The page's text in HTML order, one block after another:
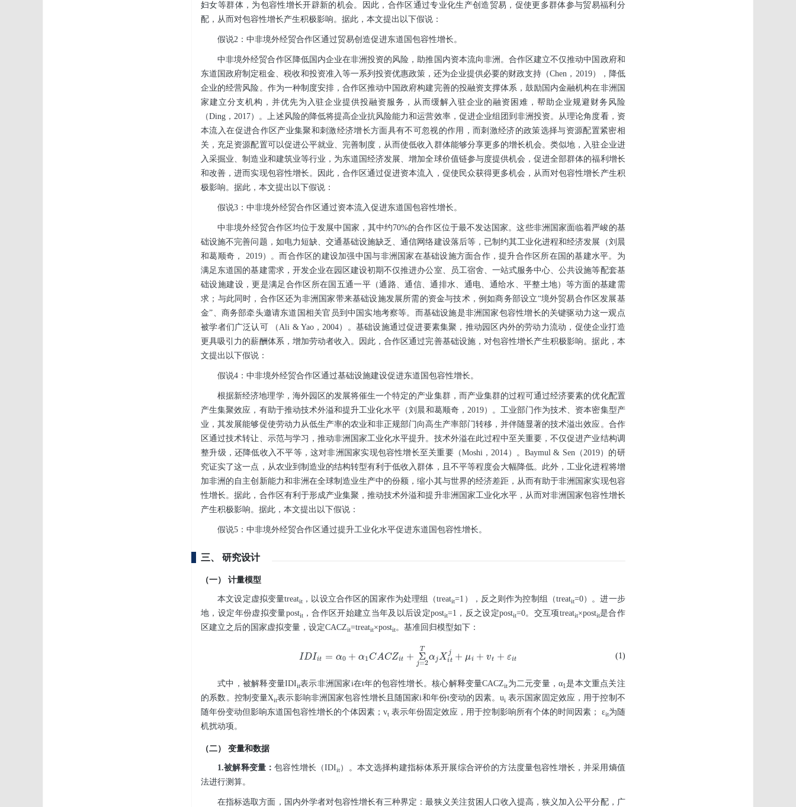
妇女等群体，为包容性增长开辟新的机会。因此，合作区通过专业化生产创造贸易，促使更多群体参与贸易福利分
配，从而对包容性增长产生积极影响。据此，本文提出以下假说：
假说2：中非境外经贸合作区通过贸易创造促进东道国包容性增长。
中非境外经贸合作区降低国内企业在非洲投资的风险，助推国内资本流向非洲。合作区建立不仅推动中国政府和
东道国政府制定租金、税收和投资准入等一系列投资优惠政策，还为企业提供必要的财政支持（Chen，2019），降低
企业的经营风险。作为一种制度安排，合作区推动中国政府构建完善的投融资支撑体系，鼓励国内金融机构在非洲国
家建立分支机构，并优先为入驻企业提供投融资服务，从而缓解入驻企业的融资困难，帮助企业规避财务风险
（Ding，2017）。上述风险的降低将提高企业抗风险能力和运营效率，促进企业组团到非洲投资。从理论角度看，资
本流入在促进合作区产业集聚和刺激经济增长方面具有不可忽视的作用，而刺激经济的政策选择与资源配置紧密相
关，充足资源配置可以促进公平就业、完善制度，从而使低收入群体能够分享更多的增长机会。类似地，入驻企业进
入采掘业、制造业和建筑业等行业，为东道国经济发展、增加全球价值链参与度提供机会，促进全部群体的福利增长
和改善，进而实现包容性增长。因此，合作区通过促进资本流入，促使民众获得更多机会，从而对包容性增长产生积
极影响。据此，本文提出以下假说：
假说3：中非境外经贸合作区通过资本流入促进东道国包容性增长。
中非境外经贸合作区均位于发展中国家，其中约70%的合作区位于最不发达国家。这些非洲国家面临着严峻的基
础设施不完善问题，如电力短缺、交通基础设施缺乏、通信网络建设落后等，已制约其工业化进程和经济发展（刘晨
和葛顺奇， 2019）。而合作区的建设加强中国与非洲国家在基础设施方面合作，提升合作区所在国的基建水平。为
满足东道国的基建需求，开发企业在园区建设初期不仅推进办公室、员工宿舍、一站式服务中心、公共设施等配套基
础设施建设，更是满足合作区所在国五通一平（通路、通信、通排水、通电、通给水、平整土地）等方面的基建需
求；与此同时，合作区还为非洲国家带来基础设施发展所需的资金与技术，例如商务部设立“境外贸易合作区发展基
金”、商务部牵头邀请东道国相关官员到中国实地考察等。而基础设施是非洲国家包容性增长的关键驱动力这一观点
被学者们广泛认可 （Ali & Yao，2004）。基础设施通过促进要素集聚，推动园区内外的劳动力流动，促使企业打造
更具吸引力的薪酬体系，增加劳动者收入。因此，合作区通过完善基础设施，对包容性增长产生积极影响。据此，本
文提出以下假说：
假说4：中非境外经贸合作区通过基础设施建设促进东道国包容性增长。
根据新经济地理学，海外园区的发展将催生一个特定的产业集群，而产业集群的过程可通过经济要素的优化配置
产生集聚效应，有助于推动技术外溢和提升工业化水平（刘晨和葛顺奇，2019）。工业部门作为技术、资本密集型产
业，其发展能够促使劳动力从低生产率的农业和非正规部门向高生产率部门转移，并伴随显著的技术溢出效应。合作
区通过技术转让、示范与学习，推动非洲国家工业化水平提升。技术外溢在此过程中至关重要，不仅促进产业结构调
整升级，还降低收入不平等，这对非洲国家实现包容性增长至关重要（Moshi，2014）。Baymul & Sen（2019）的研
究证实了这一点，从农业到制造业的结构转型有利于低收入群体，且不平等程度会大幅降低。此外，工业化进程将增
加非洲的自主创新能力和非洲在全球制造业生产中的份额，缩小其与世界的经济差距，从而有助于非洲国家实现包容
性增长。据此，合作区有利于形成产业集聚，推动技术外溢和提升非洲国家工业化水平，从而对非洲国家包容性增长
产生积极影响。据此，本文提出以下假说：
假说5：中非境外经贸合作区通过提升工业化水平促进东道国包容性增长。
三、 研究设计
（一） 计量模型
本文设定虚拟变量treatit ，以设立合作区的国家作为处理组（treatit=1），反之则作为控制组（treatit=0）。进一步
地，设定年份虚拟变量postit，合作区开始建立当年及以后设定postit=1，反之设定postit=0。交互项treatit×postit是合作
区建立之后的国家虚拟变量，设定CACZit=treatit×postit。基准回归模型如下：
IDI it CZ t +Σj αjX +μ (1)
式中，被解释变量IDIit表示非洲国家i在t年的包容性增长。核心解释变量CACZit为二元变量，α1是本文重点关注
的系数。控制变量Xit表示影响非洲国家包容性增长且随国家i和年份t变动的因素。 ui 表示国家固定效应，用于控制不
随年份变动但影响东道国包容性增长的个体因素；vt 表示年份固定效应，用于控制影响所有个体的时间因素； εit为随
机扰动项。
（二） 变量和数据
1.被解释变量：包容性增长（IDIit）。本文选择构建指标体系开展综合评价的方法度量包容性增长，并采用熵值
法进行测算。
在指标选取方面，国内外学者对包容性增长有三种界定：最狭义关注贫困人口收入提高，狭义加入公平分配，广